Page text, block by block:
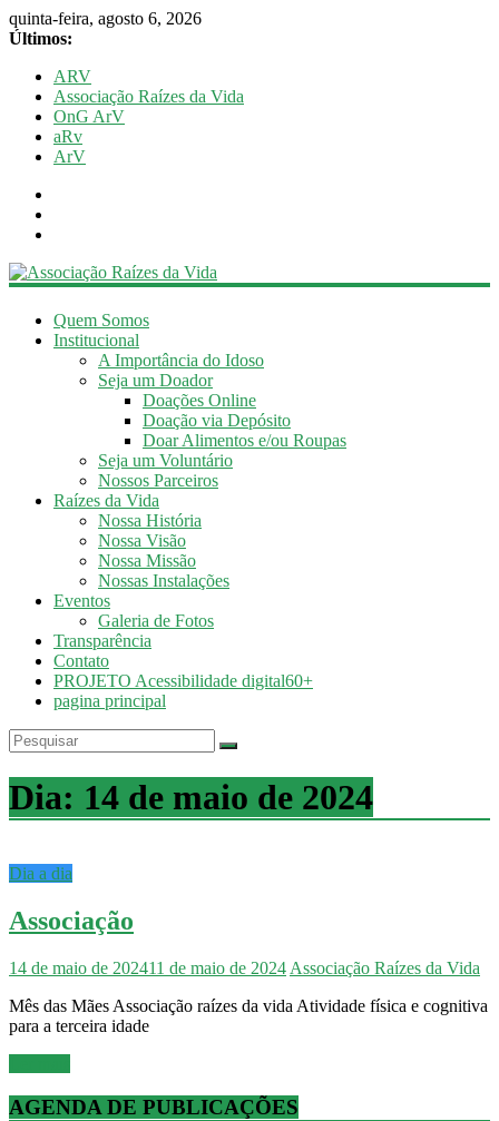
quinta-feira, agosto 6, 2026
Últimos:
ARV
Associação Raízes da Vida
OnG ArV
aRv
ArV
Associação
Raízes
Quem Somos
Institucional
A Importância do Idoso
Seja um Doador
Doações Online
Doação via Depósito
Doar Alimentos e/ou Roupas
Seja um Voluntário
Nossos Parceiros
Raízes da Vida
Nossa História
Nossa Visão
Nossa Missão
Nossas Instalações
Eventos
Galeria de Fotos
Transparência
Contato
PROJETO Acessibilidade digital60+
pagina principal
Dia: 14 de maio de 2024
Dia a dia
Associação
14 de maio de 202411 de maio de 2024 Associação Raízes da Vida
Mês das Mães Associação raízes da vida Atividade física e cognitiva
para a terceira idade
AGENDA DE PUBLICAÇÕES